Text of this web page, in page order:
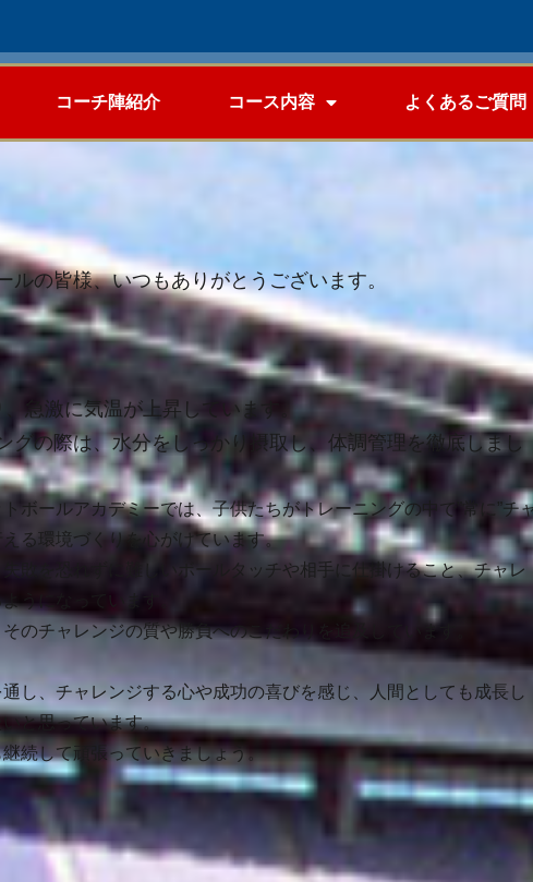
コーチ陣紹介 コース内容 よくあるご質問
ルの皆様、いつもありがとうございます。
急激に気温が上昇しています。
グの際は、水分をしっかり摂取し、体調管理を徹底しまし
トボールアカデミーでは、子供たちがトレーニングの中で”常に”チ
える環境づくりを心がけています。
失敗を恐れずに難しいボールタッチや相手に仕掛けること、チャレ
うになっています。
のチャレンジの質や勝負へのこだわりを追及しています。
し、チャレンジする心や成功の喜びを感じ、人間としても成長し
と思っています。
続して頑張っていきましょう。